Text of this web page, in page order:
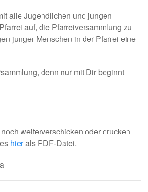
alle Jugendlichen und jungen
auf, die Pfarreiversammlung zu
junger Menschen in der Pfarrei eine
denn nur mit Dir beginnt
weiterverschicken oder drucken
hierals PDF-Datei.